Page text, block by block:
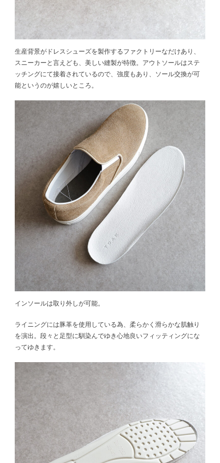
生産背景がドレスシューズを製作するファクトリーなだけあり、
スニーカーと言えども、美しい縫製が特徴。アウトソールはステ
ッチングにて接着されているので、強度もあり、ソール交換が可
能というのが嬉しいところ。
インソールは取り外しが可能。
ライニングには豚革を使用している為、柔らかく滑らかな肌触り
を演出。段々と足型に馴染んでゆき心地良いフィッティングにな
ってゆきます。